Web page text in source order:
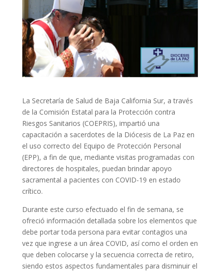
La Secretaría de Salud de Baja California Sur, a través
de la Comisión Estatal para la Protección contra
Riesgos Sanitarios (COEPRIS), impartió una
capacitación a sacerdotes de la Diócesis de La Paz en
el uso correcto del Equipo de Protección Personal
(EPP), a fin de que, mediante visitas programadas con
directores de hospitales, puedan brindar apoyo
sacramental a pacientes con COVID-19 en estado
crítico.
Durante este curso efectuado el fin de semana, se
ofreció información detallada sobre los elementos que
debe portar toda persona para evitar contagios una
vez que ingrese a un área COVID, así como el orden en
que deben colocarse y la secuencia correcta de retiro,
siendo estos aspectos fundamentales para disminuir el